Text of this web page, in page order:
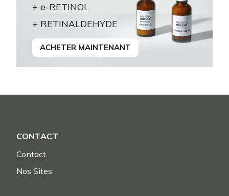
+ e-RETINOL
+ RETINALDEHYDE
ACHETER MAINTENANT
CONTACT
Contact
Nos Sites